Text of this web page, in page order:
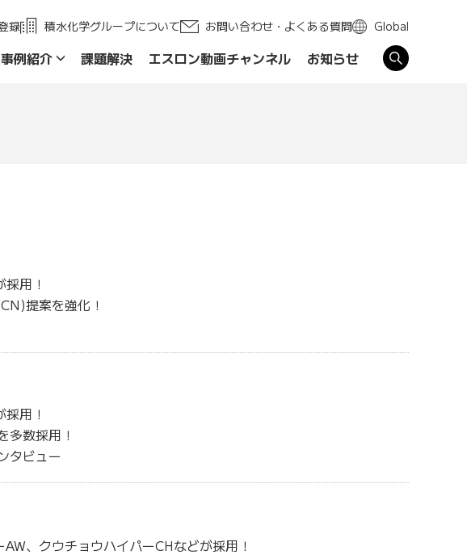
事例紹介 課題解決 エスロン動画チャンネル お知らせ
録 積水化学グループについて お問い合わせ・よくある質問 Global
用！
提案を強化！
用！
多数採用！
タビュー
、クウチョウハイパーCHなどが採用！